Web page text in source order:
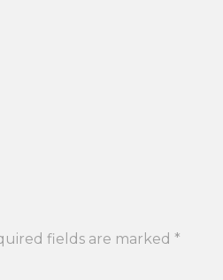
fields are marked *